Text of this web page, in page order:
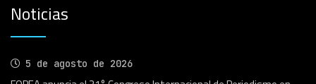
Noticias
5 de agosto de 2026